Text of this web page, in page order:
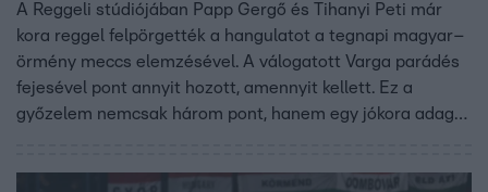
A Reggeli stúdiójában Papp Gergő és Tihanyi Peti már
kora reggel felpörgették a hangulatot a tegnapi magyar–
örmény meccs elemzésével. A válogatott Varga parádés
fejesével pont annyit hozott, amennyit kellett. Ez a
győzelem nemcsak három pont, hanem egy jókora adag